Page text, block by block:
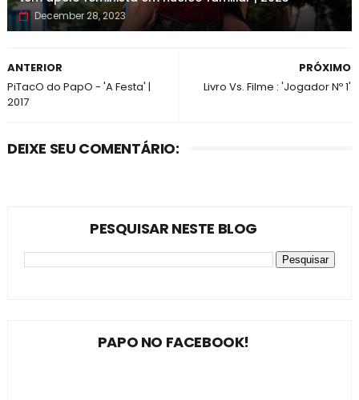
December 28, 2023
PRÓXIMO
Livro Vs. Filme : 'Jogador Nº 1'
ANTERIOR
PiTacO do PapO - 'A Festa' |
2017
DEIXE SEU COMENTÁRIO:
PESQUISAR NESTE BLOG
PAPO NO FACEBOOK!